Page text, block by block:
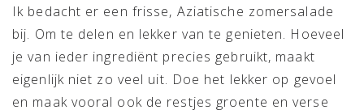
Ik bedacht er een frisse, Aziatische zomersalade
bij. Om te delen en lekker van te genieten. Hoeveel
je van ieder ingrediënt precies gebruikt, maakt
eigenlijk niet zo veel uit. Doe het lekker op gevoel
en maak vooral ook de restjes groente en verse